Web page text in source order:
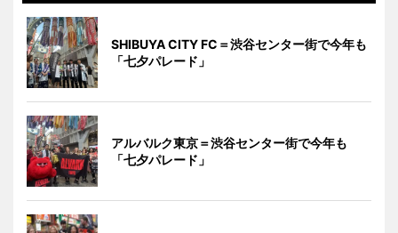
SHIBUYA CITY FC＝渋谷センター街で今年も
「七夕パレード」
アルバルク東京＝渋谷センター街で今年も
「七夕パレード」